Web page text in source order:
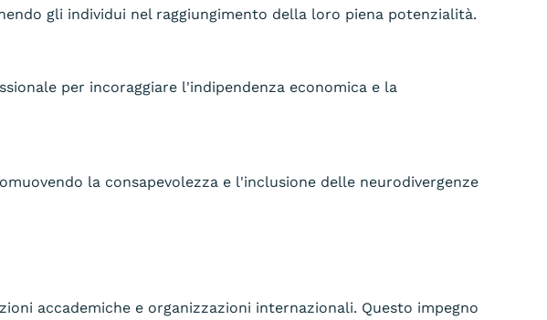
gli individui nel raggiungimento della loro piena potenzialità.
per incoraggiare l'indipendenza economica e la
la consapevolezza e l'inclusione delle neurodivergenze
accademiche e organizzazioni internazionali. Questo impegno